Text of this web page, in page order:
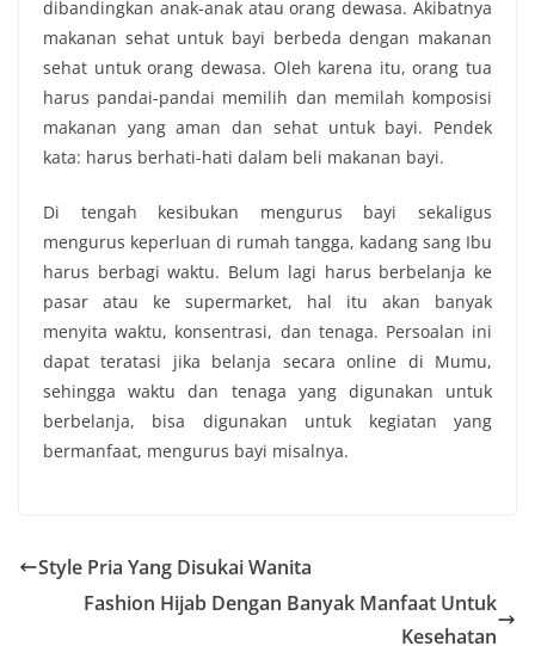
dibandingkan anak-anak atau orang dewasa. Akibatnya
makanan sehat untuk bayi berbeda dengan makanan
sehat untuk orang dewasa. Oleh karena itu, orang tua
harus pandai-pandai memilih dan memilah komposisi
makanan yang aman dan sehat untuk bayi. Pendek
kata: harus berhati-hati dalam beli makanan bayi.
Di tengah kesibukan mengurus bayi sekaligus
mengurus keperluan di rumah tangga, kadang sang Ibu
harus berbagi waktu. Belum lagi harus berbelanja ke
pasar atau ke supermarket, hal itu akan banyak
menyita waktu, konsentrasi, dan tenaga. Persoalan ini
dapat teratasi jika belanja secara online di Mumu,
sehingga waktu dan tenaga yang digunakan untuk
berbelanja, bisa digunakan untuk kegiatan yang
bermanfaat, mengurus bayi misalnya.
Style Pria Yang Disukai Wanita
Fashion Hijab Dengan Banyak Manfaat Untuk
Kesehatan